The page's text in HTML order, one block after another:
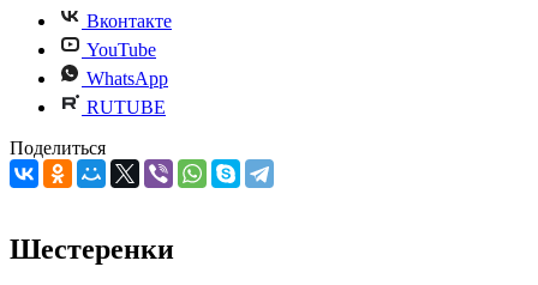
Вконтакте
YouTube
WhatsApp
RUTUBE
Поделиться
Шестеренки